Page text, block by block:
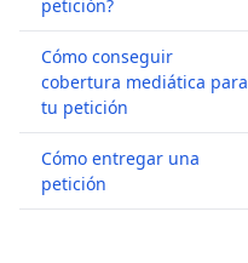
petición?
Cómo conseguir
cobertura mediática para
tu petición
Cómo entregar una
petición